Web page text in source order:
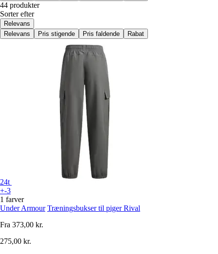
44 produkter
Sorter efter
Relevans
Relevans
Pris stigende Pris faldende Rabat
24t
+-3
1 farver
Under Armour Træningsbukser til piger Rival
Fra 373,00 kr.
275,00 kr.